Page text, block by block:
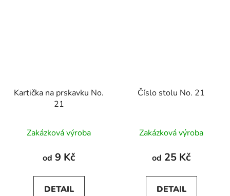
Kartička na prskavku No.
21
Zakázková výroba
od 9 Kč
DETAIL
Číslo stolu No. 21
Zakázková výroba
od 25 Kč
DETAIL